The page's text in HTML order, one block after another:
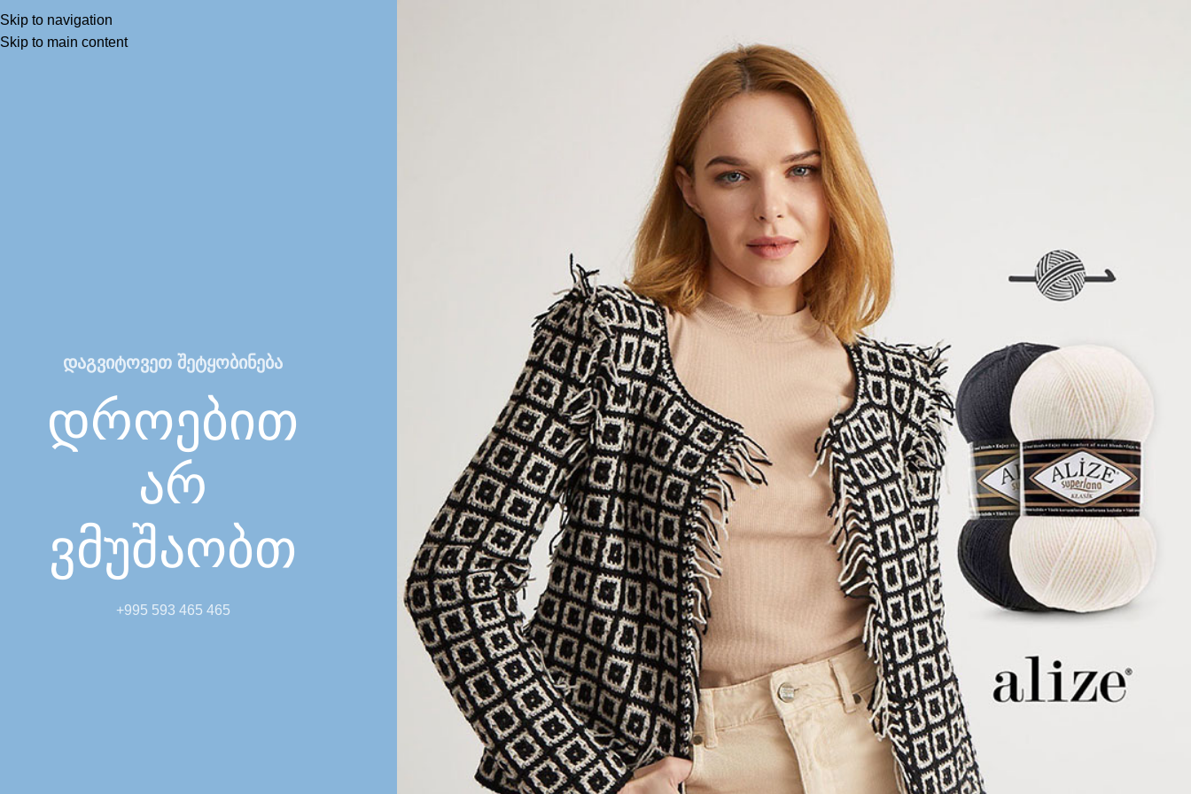
Skip to navigation
Skip to main content
დაგვიტოვეთ შეტყობინება
დროებით
არ
ვმუშაობთ
+995 593 465 465